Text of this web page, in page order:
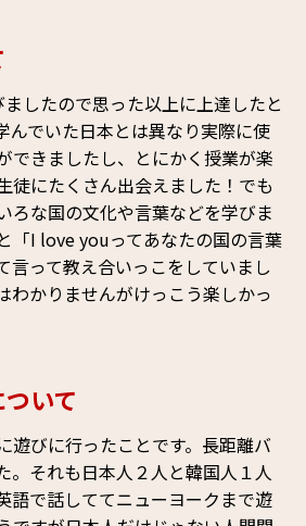
したので思った以上に上達したと
んでいた日本とは異なり実際に使
できましたし、とにかく授業が楽
徒にたくさん出会えました！でも
ろな国の文化や言葉などを学びま
「I love youってあなたの国の言葉
言って教え合いっこをしていまし
わかりませんがけっこう楽しかっ
いて
遊びに行ったことです。長距離バ
。それも日本人２人と韓国人１人
語で話しててニューヨークまで遊